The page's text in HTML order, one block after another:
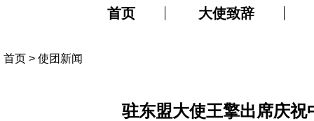
首页 大使致辞
首页 > 使团新闻
驻东盟大使王擎出席庆